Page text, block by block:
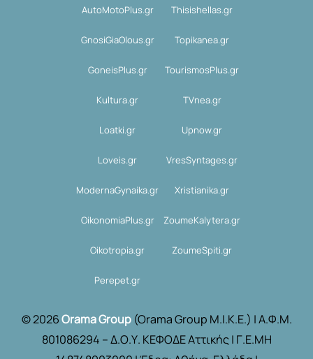
AutoMotoPlus.gr Thisishellas.gr
GnosiGiaOlous.gr Topikanea.gr
GoneisPlus.gr TourismosPlus.gr
Kultura.gr TVnea.gr
Loatki.gr Upnow.gr
Loveis.gr VresSyntages.gr
ModernaGynaika.gr Xristianika.gr
OikonomiaPlus.gr ZoumeKalytera.gr
Oikotropia.gr ZoumeSpiti.gr
Perepet.gr
© 2026Orama Group(Orama Group Μ.Ι.Κ.Ε.) | Α.Φ.Μ.
801086294 – Δ.Ο.Υ. ΚΕΦΟΔΕ Αττικής | Γ.Ε.ΜΗ